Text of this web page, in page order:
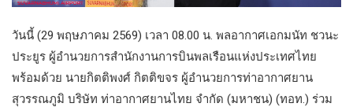
วันนี้ (29 พฤษภาคม 2569) เวลา 08.00 น. พลอากาศเอกมนัท ชวนะ
ประยูร ผู้อำนวยการสำนักงานการบินพลเรือนแห่งประเทศไทย
พร้อมด้วย นายกิตติพงศ์ กิตติขจร ผู้อำนวยการท่าอากาศยาน
สุวรรณภูมิ บริษัท ท่าอากาศยานไทย จำกัด (มหาชน) (ทอท.) ร่วม